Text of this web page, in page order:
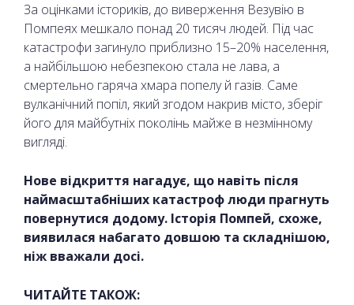
За оцінками істориків, до виверження Везувію в
Помпеях мешкало понад 20 тисяч людей. Під час
катастрофи загинуло приблизно 15–20% населення,
а найбільшою небезпекою стала не лава, а
смертельно гаряча хмара попелу й газів. Саме
вулканічний попіл, який згодом накрив місто, зберіг
його для майбутніх поколінь майже в незмінному
вигляді.
Нове відкриття нагадує, що навіть після
наймасштабніших катастроф люди прагнуть
повернутися додому. Історія Помпей, схоже,
виявилася набагато довшою та складнішою,
ніж вважали досі.
ЧИТАЙТЕ ТАКОЖ: